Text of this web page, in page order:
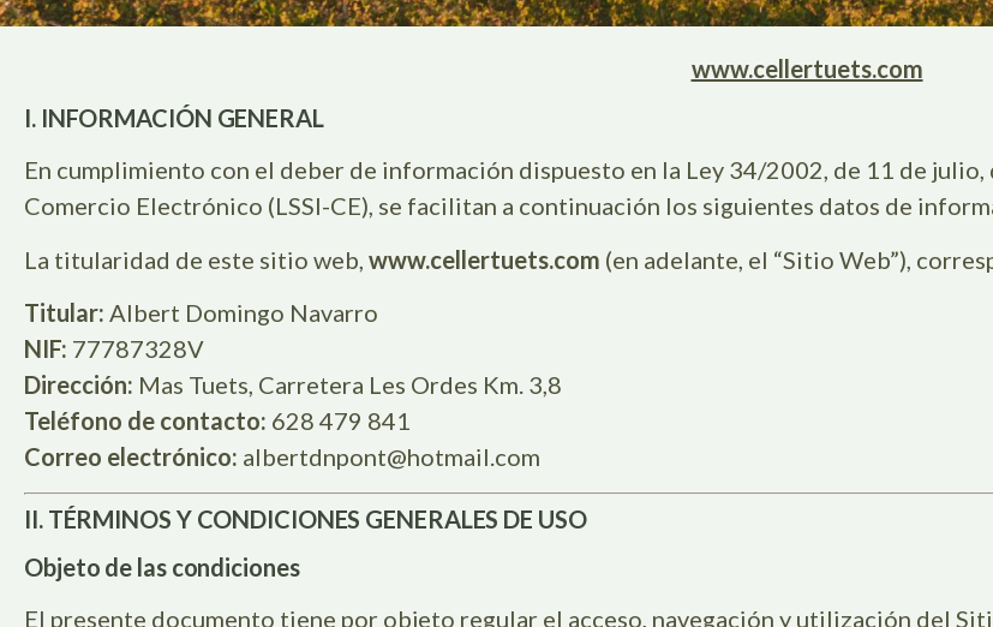
www.cellertuets.com
I. INFORMACIÓN GENERAL
En cumplimiento con el deber de información dispuesto en la Ley 34/2002, de 11 de
Comercio Electrónico (LSSI-CE), se facilitan a continuación los siguientes datos de
La titularidad de este sitio web, www.cellertuets.com (en adelante, el “Sitio Web”),
Titular: Albert Domingo Navarro
NIF: 77787328V
Dirección: Mas Tuets, Carretera Les Ordes Km. 3,8
Teléfono de contacto: 628 479 841
Correo electrónico: albertdnpont@hotmail.com
II. TÉRMINOS Y CONDICIONES GENERALES DE USO
Objeto de las condiciones
El presente documento tiene por objeto regular el acceso, navegación y utilización del